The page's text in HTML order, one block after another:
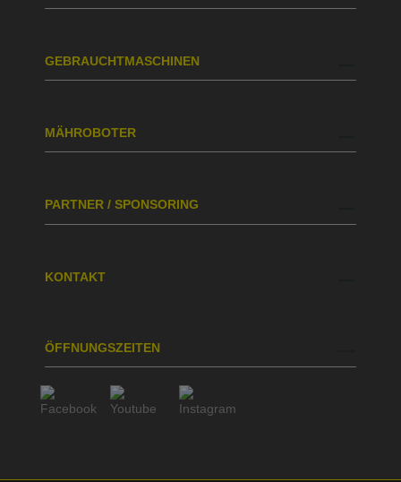
GEBRAUCHTMASCHINEN
MÄHROBOTER
PARTNER / SPONSORING
KONTAKT
ÖFFNUNGSZEITEN